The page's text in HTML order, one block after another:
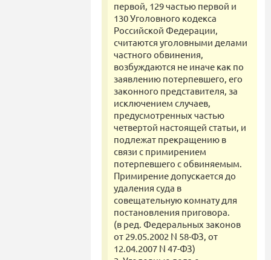
первой, 129 частью первой и
130 Уголовного кодекса
Российской Федерации,
считаются уголовными делами
частного обвинения,
возбуждаются не иначе как по
заявлению потерпевшего, его
законного представителя, за
исключением случаев,
предусмотренных частью
четвертой настоящей статьи, и
подлежат прекращению в
связи с примирением
потерпевшего с обвиняемым.
Примирение допускается до
удаления суда в
совещательную комнату для
постановления приговора.
(в ред. Федеральных законов
от 29.05.2002 N 58-ФЗ, от
12.04.2007 N 47-ФЗ)